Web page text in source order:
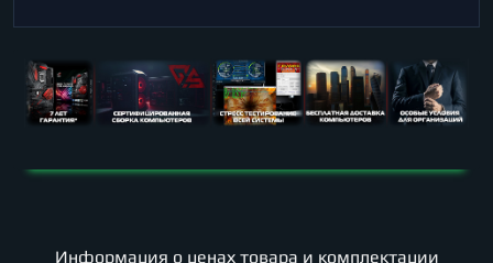
Информация о ценах товара и комплектации